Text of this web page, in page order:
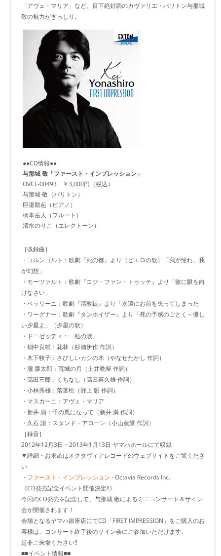
「アヴェ・マリア」など、目下絶好調のカヴァリエ・バリトン与那城
敬の魅力がぎっしり。
●●CD情報●●
与那城 敬「ファースト・インプレッション」
OVCL-00493 ￥3,000円（税込）
与那城 敬（バリトン）
巨瀬励起（ピアノ）
橋本岳人（フルート）
清水のりこ（エレクトーン）
［収録曲］
・コルンゴルト：歌劇『死の都』より（ピエロの歌）「我が憧れ、我
が幻想」
・モーツァルト：歌劇『コジ・ファン・トゥッテ』より「彼に眼を向
けなさい」
・ベッリーニ：歌劇『清教徒』より「永遠にお前を失ってしまった」
・ワーグナー：歌劇『タンホイザー』より「死の予感のごとく～優し
い夕星よ」（夕星の歌）
・ドニゼッティ：一粒の涙
・畑中良輔：花林（杉浦伊作 作詞）
・木下牧子：さびしいカシの木（やなせたかし 作詞）
・瀧 廉太郎：荒城の月（土井晩翠 作詞）
・高田三郎：くちなし（高田喜久雄 作詞）
・小林秀雄：落葉松（野上 彰 作詞）
・マスカーニ：アヴェ・マリア
・新井 満：千の風になって（新井 満 作詞）
・久石 譲：スタンド・アローン（小山薫堂 作詞）
［録音］
2012年12月3日・2013年1月13日 ヤマハホールにて収録
▼詳細・お求めはオクタヴィアレコードのウェブサイトをご覧くださ
い
・ ファースト・インプレッション - Octavia Records Inc.
《CD発売記念イベント開催決定!!》
今回のCD発売を記念して、与那城 敬によるミニコンサート＆サイン
会が開催されます！
会場となるヤマハ銀座店にてCD「FIRST IMPRESSION」をご購入のお
客様は、コンサート終了後のサイン会にご参加いただけます。
是非ご来場ください!!
■■イベント情報■■